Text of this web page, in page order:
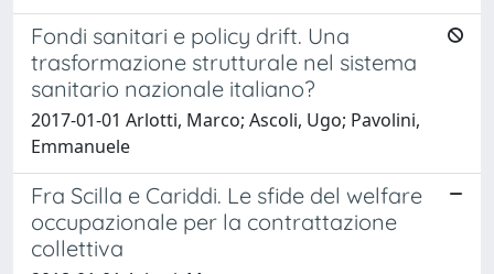
Fondi sanitari e policy drift. Una
trasformazione strutturale nel sistema
sanitario nazionale italiano?
2017-01-01 Arlotti, Marco; Ascoli, Ugo; Pavolini,
Emmanuele
Fra Scilla e Cariddi. Le sfide del welfare
occupazionale per la contrattazione
collettiva